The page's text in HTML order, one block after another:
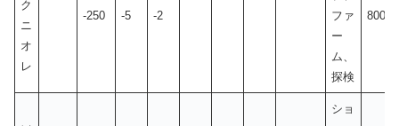
ク
ニ
オ
レ
-250 -5 -2
ファ
ー
ム、
探検
800
ショ